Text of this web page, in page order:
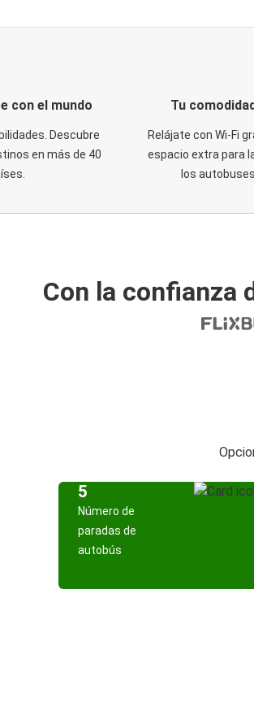
con el mundo
Descubre
en más de 40
Tu
Relájate con Wi-Fi
espacio extra para
los
Con la confianza
5
Número de
paradas de
autobús